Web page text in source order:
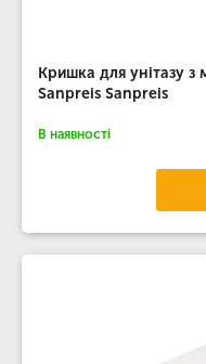
Кришка для унітазу
Sanpreis Sanpreis
В наявності